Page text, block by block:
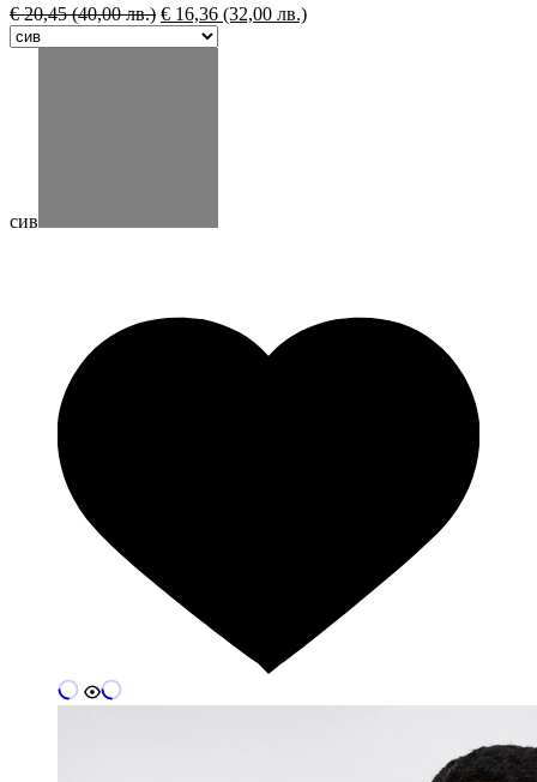
€20,45(40,00 лв.) € 16,36 (32,00 лв.)
сив